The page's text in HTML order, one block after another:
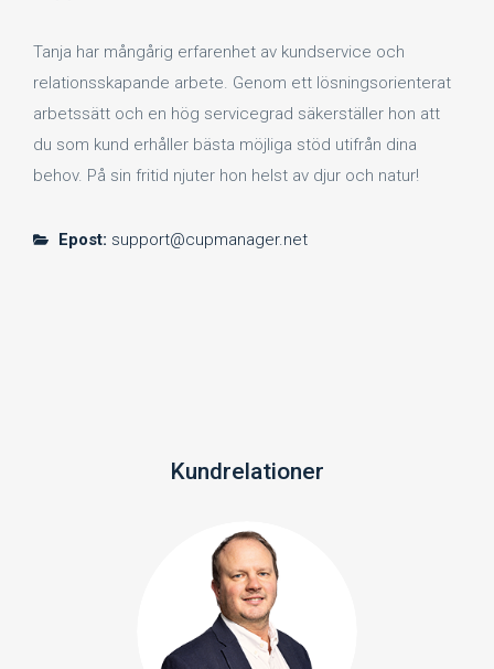
Tanja har mångårig erfarenhet av kundservice och
relationsskapande arbete. Genom ett lösningsorienterat
arbetssätt och en hög servicegrad säkerställer hon att
du som kund erhåller bästa möjliga stöd utifrån dina
behov. På sin fritid njuter hon helst av djur och natur!
Epost: support@cupmanager.net
Kundrelationer